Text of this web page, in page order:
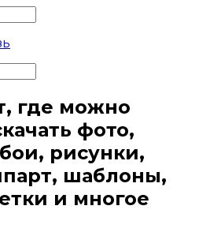
где можно
фото,
рисунки,
шаблоны,
и многое